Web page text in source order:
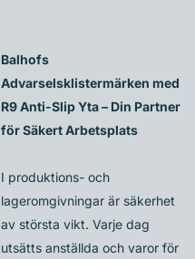
Balhofs
Advarselsklistermärken med
R9 Anti-Slip Yta – Din Partner
för Säkert Arbetsplats
I produktions- och
lageromgivningar är säkerhet
av största vikt. Varje dag
utsätts anställda och varor för